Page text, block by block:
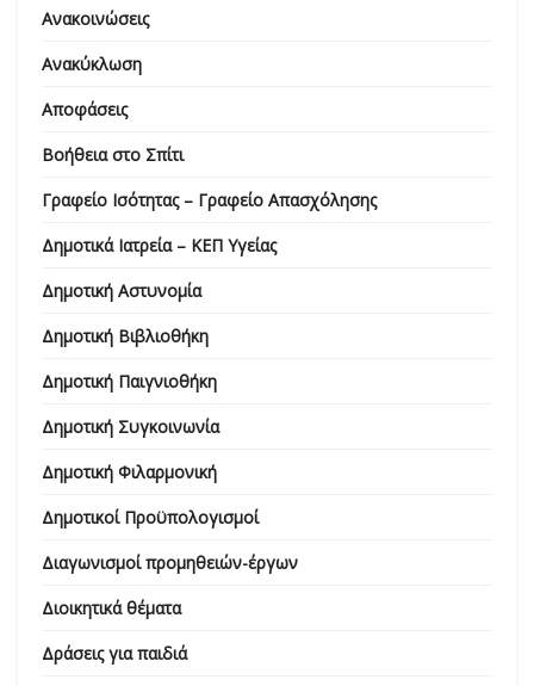
Ανακοινώσεις
Ανακύκλωση
Αποφάσεις
Βοήθεια στο Σπίτι
Γραφείο Ισότητας – Γραφείο Απασχόλησης
Δημοτικά Ιατρεία – ΚΕΠ Υγείας
Δημοτική Αστυνομία
Δημοτική Βιβλιοθήκη
Δημοτική Παιγνιοθήκη
Δημοτική Συγκοινωνία
Δημοτική Φιλαρμονική
Δημοτικοί Προϋπολογισμοί
Διαγωνισμοί προμηθειών-έργων
Διοικητικά θέματα
Δράσεις για παιδιά